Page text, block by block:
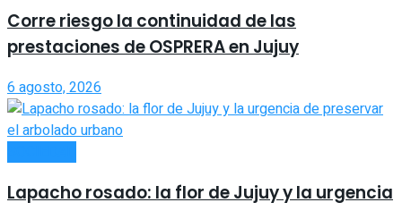
Corre riesgo la continuidad de las
prestaciones de OSPRERA en Jujuy
6 agosto, 2026
Lapacho rosado: la flor de Jujuy y la urgencia